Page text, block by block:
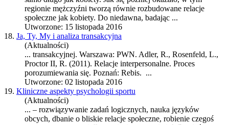
regionie mężczyźni tworzą równie rozbudowane relacje
społeczne jak kobiety. Do niedawna, badając ...
Utworzone: 15 listopada 2016
18. Ja, Ty, My i analiza transakcyjna
(Aktualności)
... transakcyjnej. Warszawa: PWN. Adler, R., Rosenfeld, L.,
Proctor II, R. (2011). Relacje interpersonalne. Proces
porozumiewania się. Poznań: Rebis. ...
Utworzone: 02 listopada 2016
19. Kliniczne aspekty psychologii sportu
(Aktualności)
... – rozwiązywanie zadań logicznych, nauka języków
obcych, dbanie o bliskie relacje społeczne, robienie czegoś